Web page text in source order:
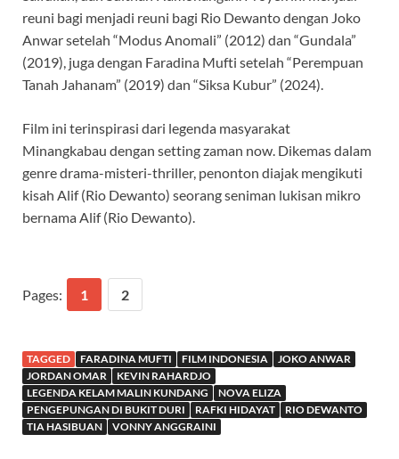
reuni bagi menjadi reuni bagi Rio Dewanto dengan Joko
Anwar setelah “Modus Anomali” (2012) dan “Gundala”
(2019), juga dengan Faradina Mufti setelah “Perempuan
Tanah Jahanam” (2019) dan “Siksa Kubur” (2024).
Film ini terinspirasi dari legenda masyarakat
Minangkabau dengan setting zaman now. Dikemas dalam
genre drama-misteri-thriller, penonton diajak mengikuti
kisah Alif (Rio Dewanto) seorang seniman lukisan mikro
bernama Alif (Rio Dewanto).
Pages: 1 2
TAGGED FARADINA MUFTI FILM INDONESIA
JOKO ANWAR
JORDAN OMAR
KEVIN RAHARDJO
LEGENDA KELAM MALIN KUNDANG
NOVA ELIZA
PENGEPUNGAN DI BUKIT DURI
RAFKI HIDAYAT
RIO DEWANTO
TIA HASIBUAN
VONNY ANGGRAINI